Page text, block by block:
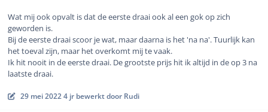
Wat mij ook opvalt is dat de eerste draai ook al een gok op zich
geworden is.
Bij de eerste draai scoor je wat, maar daarna is het 'na na'. Tuurlijk kan
het toeval zijn, maar het overkomt mij te vaak.
Ik hit nooit in de eerste draai. De grootste prijs hit ik altijd in de op 3 na
laatste draai.
29 mei 20224 jr bewerkt door Rudi